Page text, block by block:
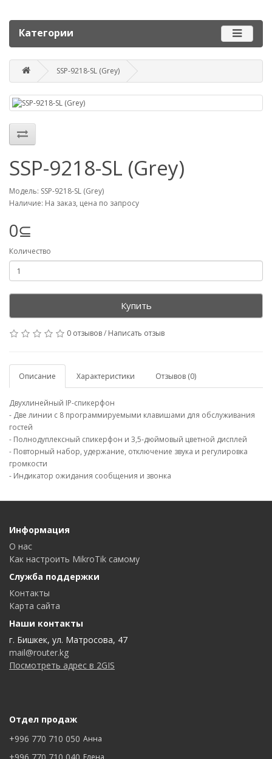
Наш адрес
г. Бишкек, ул. Матросова, 47
Посмотреть адрес в 2GISmail@router.kg
Категории
SSP-9218-SL (Grey)
SSP-9218-SL (Grey)
Модель: SSP-9218-SL (Grey)
Наличие: На заказ, цена по запросу
0⊆
Количество
Купить
0 отзывов/ Написать отзыв
Описание Характеристики Отзывов (0)
Двухлинейный IP-спикерфон
- Две линии с 8 программируемыми клавишами для обслуживания
гостей
- Полнодуплексный спикерфон и 3,5-дюймовый цветной дисплей
- Повторный набор, удержание, отключение звука и регулировка
громкости
- Индикатор ожидания сообщения и звонка
Информация
О нас
Как настроить MikroTik самому
Служба поддержки
Контакты
Карта сайта
Наши контакты
г. Бишкек, ул. Матросова, 47
mail@router.kg
Посмотреть адрес в 2GIS
Отдел продаж
+996 770 710 050 Анна
Елена